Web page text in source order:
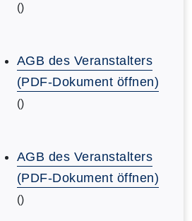
()
AGB des Veranstalters
(PDF-Dokument öffnen)
()
AGB des Veranstalters
(PDF-Dokument öffnen)
()